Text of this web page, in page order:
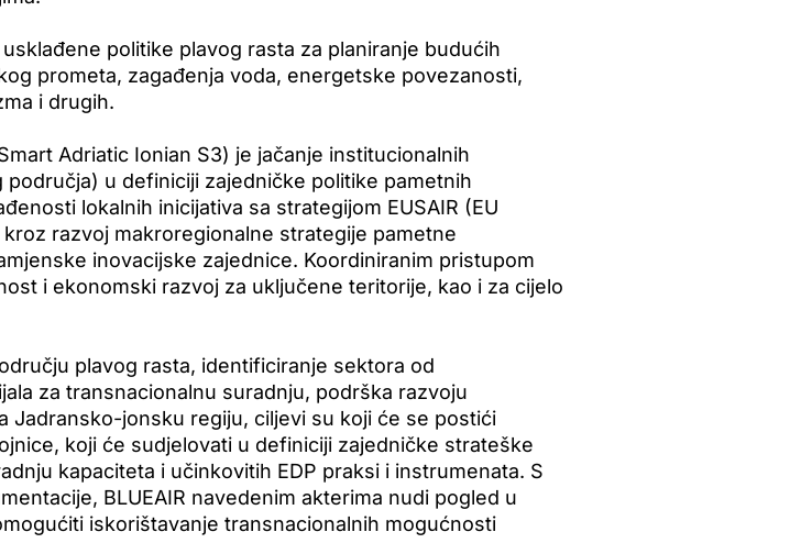
politike plavog rasta za planiranje budućih
prometa, zagađenja voda, energetske povezanosti,
i drugih.
Adriatic Ionian S3) je jačanje institucionalnih
u definiciji zajedničke politike pametnih
lokalnih inicijativa sa strategijom EUSAIR (EU
razvoj makroregionalne strategije pametne
inovacijske zajednice. Koordiniranim pristupom
i ekonomski razvoj za uključene teritorije, kao i za cijelo
plavog rasta, identificiranje sektora od
za transnacionalnu suradnju, podrška razvoju
Jadransko-jonsku regiju, ciljevi su koji će se postići
koji će sudjelovati u definiciji zajedničke strateške
kapaciteta i učinkovitih EDP praksi i instrumenata. S
BLUEAIR navedenim akterima nudi pogled u
iskorištavanje transnacionalnih mogućnosti